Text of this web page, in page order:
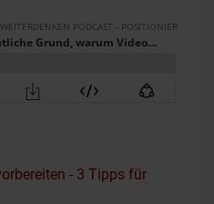
- 3 Tipps für